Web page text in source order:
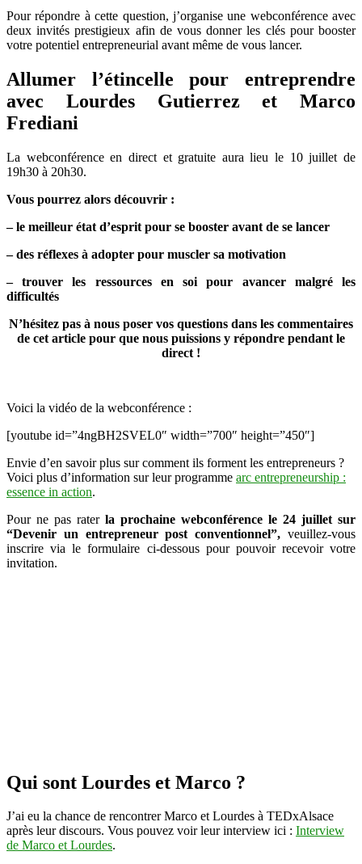
Pour répondre à cette question, j’organise une webconférence avec
deux invités prestigieux afin de vous donner les clés pour booster
votre potentiel entrepreneurial avant même de vous lancer.
Allumer l’étincelle pour entreprendre
avec Lourdes Gutierrez et Marco
Frediani
La webconférence en direct et gratuite aura lieu le 10 juillet de
19h30 à 20h30.
Vous pourrez alors découvrir :
– le meilleur état d’esprit pour se booster avant de se lancer
– des réflexes à adopter pour muscler sa motivation
– trouver les ressources en soi pour avancer malgré les
difficultés
N’hésitez pas à nous poser vos questions dans les commentaires
de cet article pour que nous puissions y répondre pendant le
direct !
Voici la vidéo de la webconférence :
[youtube id=”4ngBH2SVEL0″ width=”700″ height=”450″]
Envie d’en savoir plus sur comment ils forment les entrepreneurs ?
Voici plus d’information sur leur programme arc entrepreneurship :
essence in action.
Pour ne pas rater la prochaine webconférence le 24 juillet sur
“Devenir un entrepreneur post conventionnel”, veuillez-vous
inscrire via le formulaire ci-dessous pour pouvoir recevoir votre
invitation.
Qui sont Lourdes et Marco ?
J’ai eu la chance de rencontrer Marco et Lourdes à TEDxAlsace
après leur discours. Vous pouvez voir leur interview ici : Interview
de Marco et Lourdes.